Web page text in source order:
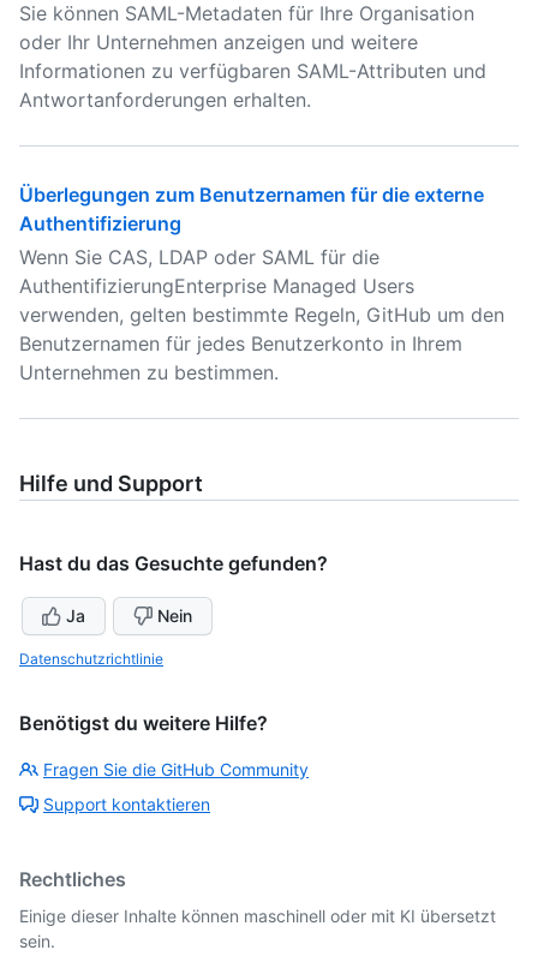
Sie können SAML-Metadaten für Ihre Organisation
oder Ihr Unternehmen anzeigen und weitere
Informationen zu verfügbaren SAML-Attributen und
Antwortanforderungen erhalten.
Überlegungen zum Benutzernamen für die externe
Authentifizierung
Wenn Sie CAS, LDAP oder SAML für die
AuthentifizierungEnterprise Managed Users
verwenden, gelten bestimmte Regeln, GitHub um den
Benutzernamen für jedes Benutzerkonto in Ihrem
Unternehmen zu bestimmen.
Hilfe und Support
Hast du das Gesuchte gefunden?
Ja Nein
Datenschutzrichtlinie
Benötigst du weitere Hilfe?
Fragen Sie die GitHub Community
Support kontaktieren
Rechtliches
Einige dieser Inhalte können maschinell oder mit KI übersetzt
sein.